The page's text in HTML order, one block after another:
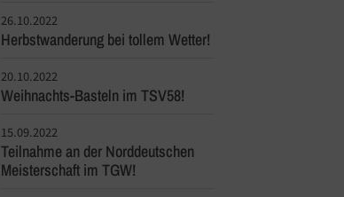
26.10.2022
Herbstwanderung bei tollem Wetter!
20.10.2022
Weihnachts-Basteln im TSV58!
15.09.2022
Teilnahme an der Norddeutschen
Meisterschaft im TGW!